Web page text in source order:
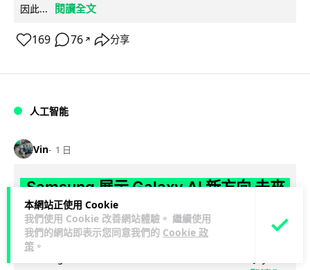
本網站正使用 Cookie
我們使用 Cookie 改善網站體驗。 繼續使用
我們的網站即表示您同意我們的 Cookie 政
策 。
因此...
閱讀全文
169 76 ↗ 分享
人工智能
Vin 1 日
Samsung 展示 Galaxy AI 新方向 未來
手機毋須輸入文字 轉向 Agent 全自動操
作